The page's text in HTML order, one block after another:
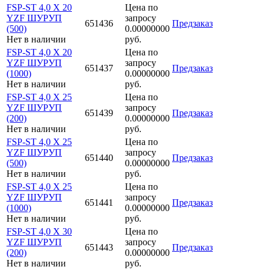
FSP-ST 4,0 X 20
YZF ШУРУП
(500)
Нет в наличии
651436
Цена по
запросу
0.00000000
руб.
Предзаказ
FSP-ST 4,0 X 20
YZF ШУРУП
(1000)
Нет в наличии
651437
Цена по
запросу
0.00000000
руб.
Предзаказ
FSP-ST 4,0 X 25
YZF ШУРУП
(200)
Нет в наличии
651439
Цена по
запросу
0.00000000
руб.
Предзаказ
FSP-ST 4,0 X 25
YZF ШУРУП
(500)
Нет в наличии
651440
Цена по
запросу
0.00000000
руб.
Предзаказ
FSP-ST 4,0 X 25
YZF ШУРУП
(1000)
Нет в наличии
651441
Цена по
запросу
0.00000000
руб.
Предзаказ
FSP-ST 4,0 X 30
YZF ШУРУП
(200)
Нет в наличии
651443
Цена по
запросу
0.00000000
руб.
Предзаказ